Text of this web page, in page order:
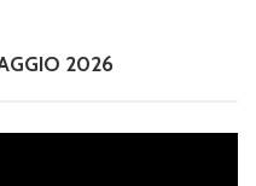
2026